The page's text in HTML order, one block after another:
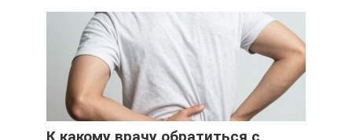
К какому врачу обратиться с